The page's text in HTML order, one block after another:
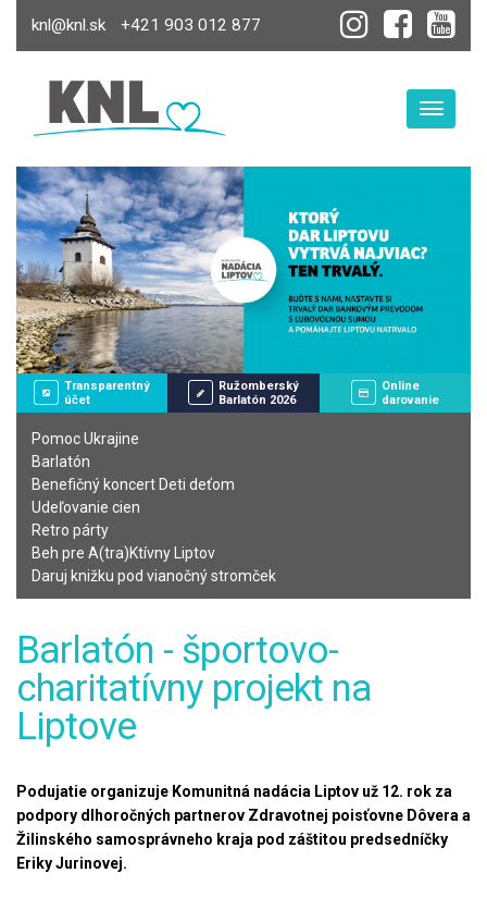
knl@knl.sk +421 903 012 877
Transparentný
účet
Ružomberský
Barlatón 2026
Online
darovanie
Pomoc Ukrajine
Barlatón
Benefičný koncert Deti deťom
Udeľovanie cien
Retro párty
Beh pre A(tra)Ktívny Liptov
Daruj knižku pod vianočný stromček
Barlatón - športovo-
charitatívny projekt na
Liptove
Podujatie organizuje Komunitná nadácia Liptov už 12. rok za
podpory dlhoročných partnerov Zdravotnej poisťovne Dôvera a
Žilinského samosprávneho kraja pod záštitou predsedníčky
Eriky Jurinovej.